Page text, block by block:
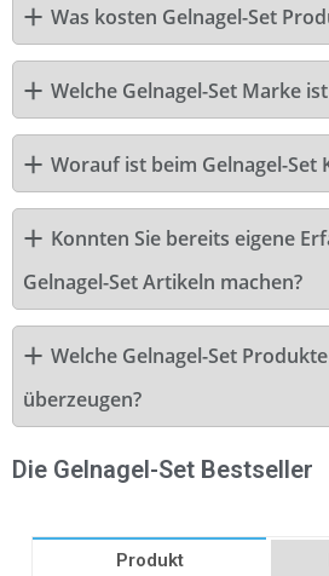
Was kosten Gelnagel-Set
Welche Gelnagel-Set Marke
Worauf ist beim Gelnagel-Set
Konnten Sie bereits eigene
Gelnagel-Set Artikeln machen?
Welche Gelnagel-Set
überzeugen?
Die Gelnagel-Set Bestseller
Produkt